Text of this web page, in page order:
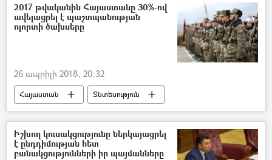
2017 թվականին Հայաստանը 30%-ով
ավելացրել է պաշտպանության
ոլորտի ծախսերը
26 ապրիլի 2018, 20:32
Հայաստան Տնտեսություն
Իշխող կուսակցությունը ներկայացրել
է ընդդիմության հետ
բանակցությունների իր պայմանները